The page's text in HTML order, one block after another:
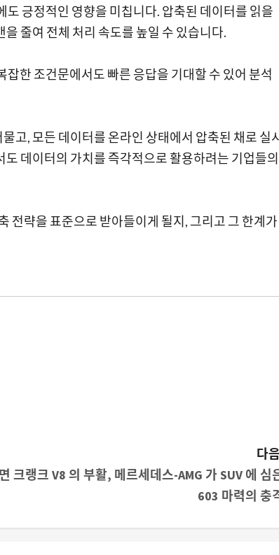
긍정적인 영향을 미칩니다. 압축된 데이터를 읽을
줄여 전체 처리 속도를 높일 수 있습니다.
한 조건문에서도 빠른 응답을 기대할 수 있어 분석
고, 모든 데이터를 온라인 상태에서 압축된 채로 실
데이터의 가치를 즉각적으로 활용하려는 기업들의
전략을 표준으로 받아들이게 될지, 그리고 그 한계가
다
크랭크 V8 의 부활, 메르세데스-AMG 가 SUV 에 심
603 마력의 충